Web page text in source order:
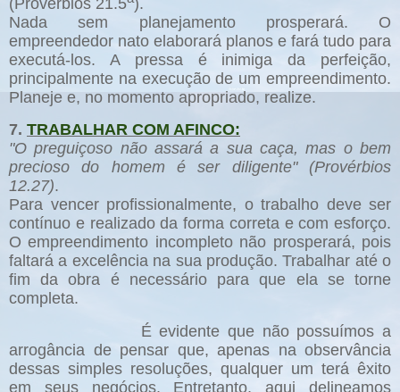
Nada sem planejamento prosperará. O
empreendedor nato elaborará planos e fará tudo para
executá-los. A pressa é inimiga da perfeição,
principalmente na execução de um empreendimento.
Planeje e, no momento apropriado, realize.
7. TRABALHAR COM AFINCO:
"O preguiçoso não assará a sua caça, mas o bem
precioso do homem é ser diligente" (Provérbios
12.27).
Para vencer profissionalmente, o trabalho deve ser
contínuo e realizado da forma correta e com esforço.
O empreendimento incompleto não prosperará, pois
faltará a excelência na sua produção. Trabalhar até o
fim da obra é necessário para que ela se torne
completa.
É evidente que não possuímos a
arrogância de pensar que, apenas na observância
dessas simples resoluções, qualquer um terá êxito
em seus negócios. Entretanto, aqui delineamos